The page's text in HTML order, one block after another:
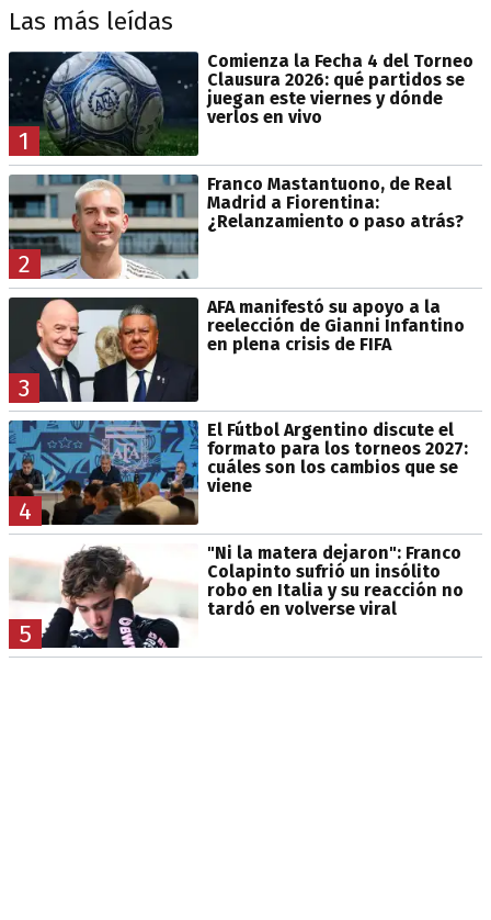
Las más leídas
1
Comienza la Fecha 4 del Torneo
Clausura 2026: qué partidos se
juegan este viernes y dónde
verlos en vivo
2
Franco Mastantuono, de Real
Madrid a Fiorentina:
¿Relanzamiento o paso atrás?
3
AFA manifestó su apoyo a la
reelección de Gianni Infantino
en plena crisis de FIFA
4
El Fútbol Argentino discute el
formato para los torneos 2027:
cuáles son los cambios que se
viene
5
"Ni la matera dejaron": Franco
Colapinto sufrió un insólito
robo en Italia y su reacción no
tardó en volverse viral